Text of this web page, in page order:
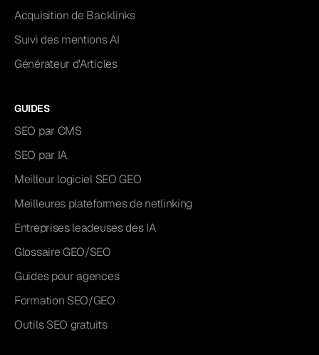
Acquisition de Backlinks
Suivi des mentions AI
Générateur d'Articles
GUIDES
SEO par CMS
SEO par IA
Meilleur logiciel SEO GEO
Meilleures plateformes de netlinking
Entreprises leadeuses des IA
Glossaire GEO/SEO
Guides pour agences
Formation SEO/GEO
Outils SEO gratuits